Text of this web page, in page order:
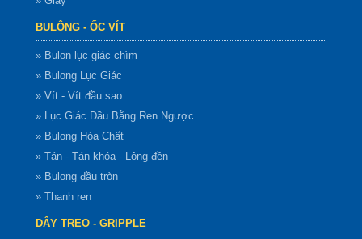
BULÔNG - ỐC VÍT
» Bulon lục giác chìm
» Bulong Lục Giác
» Vít - Vít đầu sao
» Lục Giác Đầu Bằng Ren Ngược
» Bulong Hóa Chất
» Tán - Tán khóa - Lông đền
» Bulong đầu tròn
» Thanh ren
DÂY TREO - GRIPPLE